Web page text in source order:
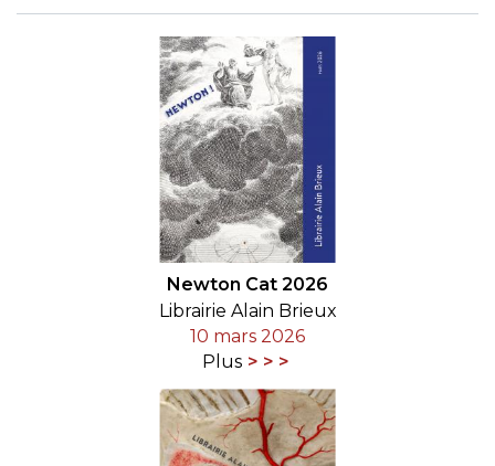
Newton Cat 2026
Librairie Alain Brieux
10 mars 2026
Plus